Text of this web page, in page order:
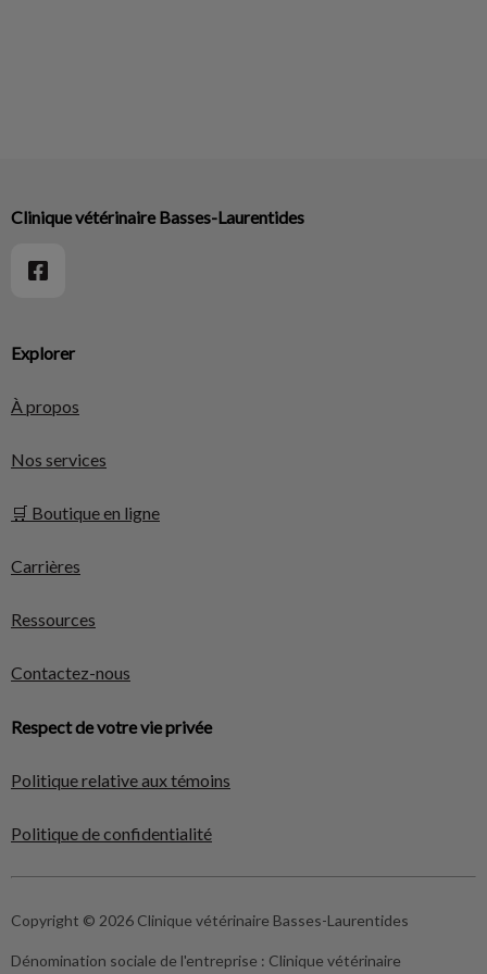
Explorer
À propos
Nos services
🛒 Boutique en ligne
Carrières
Ressources
Contactez-nous
Respect de votre vie privée
Politique relative aux témoins
Politique de confidentialité
Clinique vétérinaire Basses-Laurentides
Copyright © 2026 Clinique vétérinaire Basses-Laurentides
Dénomination sociale de l'entreprise : Clinique vétérinaire